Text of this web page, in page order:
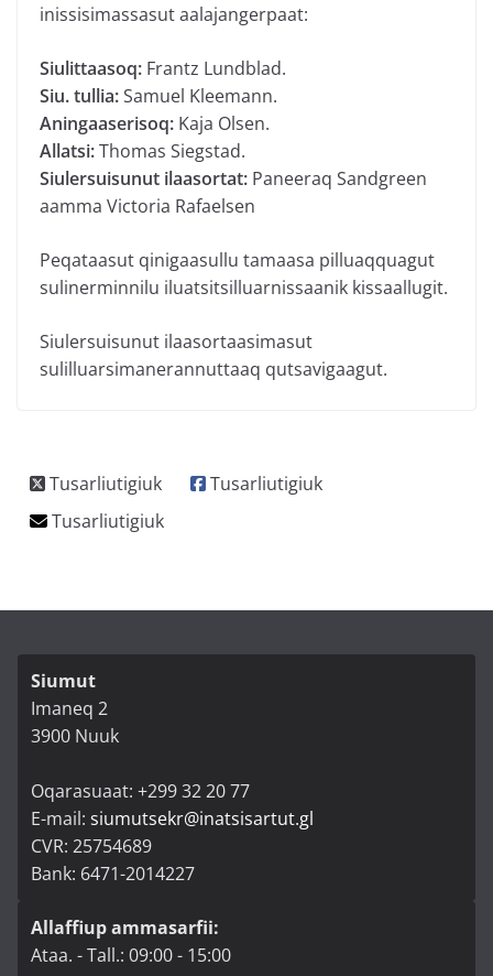
inissisimassasut aalajangerpaat:
Siulittaasoq: Frantz Lundblad.
Siu. tullia:Samuel Kleemann.
Aningaaserisoq: Kaja Olsen.
Allatsi:Thomas Siegstad.
Siulersuisunut ilaasortat: Paneeraq Sandgreen
aamma Victoria Rafaelsen
Peqataasut qinigaasullu tamaasa pilluaqquagut
sulinerminnilu iluatsitsilluarnissaanik kissaallugit.
Siulersuisunut ilaasortaasimasut
sulilluarsimanerannuttaaq qutsavigaagut.
Siumut
Imaneq 2
3900 Nuuk
Oqarasuaat: +299 32 20 77
E-mail: siumutsekr@inatsisartut.gl
CVR: 25754689
Bank: 6471-2014227
Allaffiup ammasarfii:
Ataa. - Tall.: 09:00 - 15:00